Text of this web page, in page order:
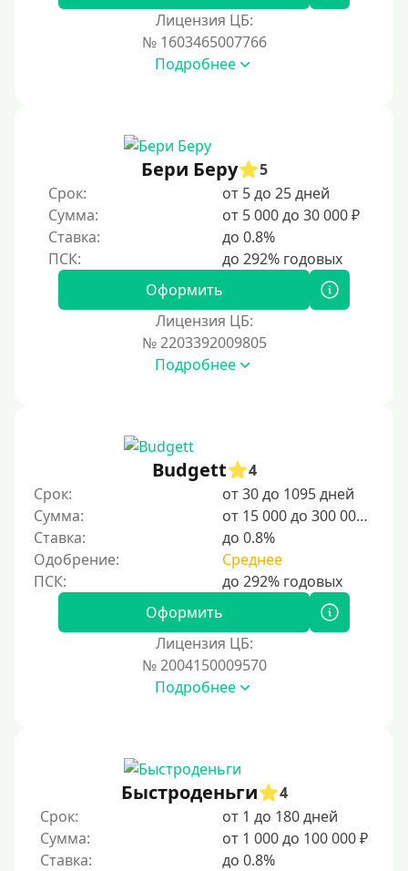
Лицензия ЦБ:
№ 1603465007766
Подробнее
Бери Беру
5
Срок:
от 5 до 25 дней
Сумма:
от 5 000 до 30 000 ₽
Ставка:
до 0.8%
Оформить
Лицензия ЦБ:
№ 2203392009805
Подробнее
Budgett
4
Срок:
от 30 до 1095 дней
Сумма:
от 15 000 до 300 000 ₽
Ставка:
до 0.8%
Одобрение:
Среднее
Оформить
Лицензия ЦБ:
№ 2004150009570
Подробнее
Быстроденьги
4
Срок:
от 1 до 180 дней
Сумма:
от 1 000 до 100 000 ₽
Ставка:
до 0.8%